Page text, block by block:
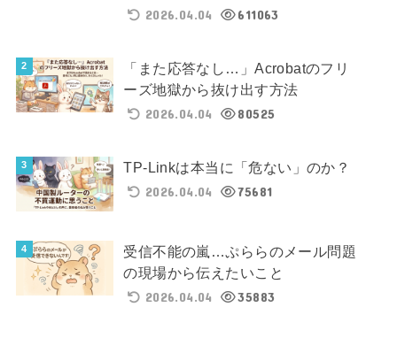
2026.04.04
611063
「また応答なし…」Acrobatのフリ
ーズ地獄から抜け出す方法
2026.04.04
80525
TP-Linkは本当に「危ない」のか？
2026.04.04
75681
受信不能の嵐…ぷららのメール問題
の現場から伝えたいこと
2026.04.04
35883